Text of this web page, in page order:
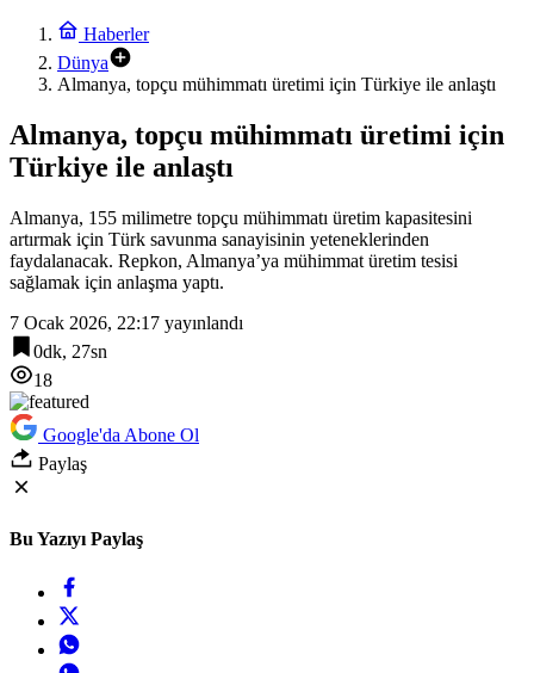
Haberler
Dünya
Almanya, topçu mühimmatı üretimi için Türkiye ile anlaştı
Almanya, topçu mühimmatı üretimi için
Türkiye ile anlaştı
Almanya, 155 milimetre topçu mühimmatı üretim kapasitesini
artırmak için Türk savunma sanayisinin yeteneklerinden
faydalanacak. Repkon, Almanya’ya mühimmat üretim tesisi
sağlamak için anlaşma yaptı.
7 Ocak 2026, 22:17 yayınlandı
0dk, 27sn
18
Google'da Abone Ol
Paylaş
Bu Yazıyı Paylaş